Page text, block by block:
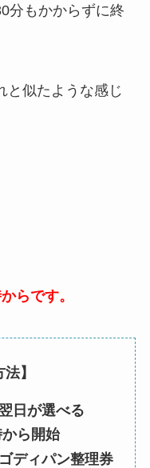
分もかからずに終
と似たような感じ
らです。
】
日が選べる
ら開始
ディパン整理券